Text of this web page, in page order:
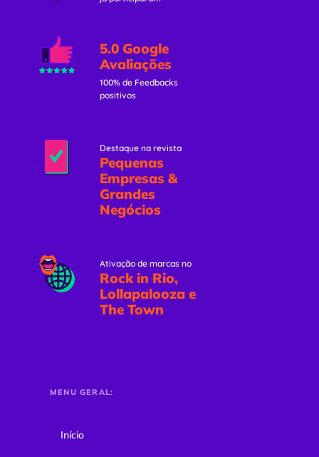
5.0 Google
Avaliações
100% de Feedbacks
positivos
Destaque na revista
Pequenas
Empresas &
Grandes
Negócios
Ativação de marcas no
Rock in Rio,
Lollapalooza e
The Town
MENU GERAL:
Início